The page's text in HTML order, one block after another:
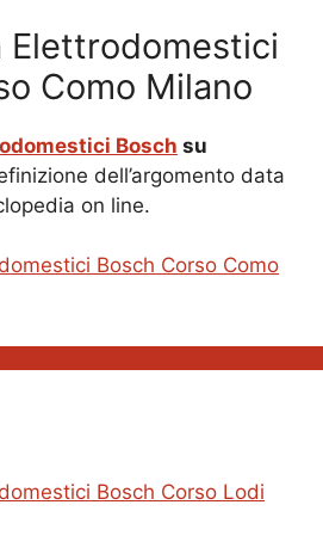
Elettrodomestici
Como Milano
Bosch su
dell’argomento data
on line.
Bosch Corso Como
Bosch Corso Lodi